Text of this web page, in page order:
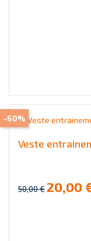
Veste
50,00 € 20,00
-60%